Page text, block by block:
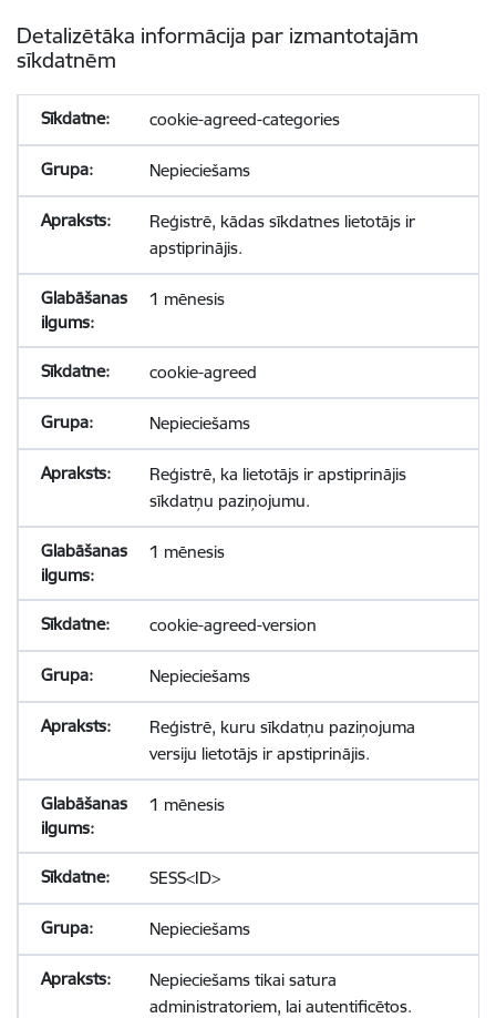
Detalizētāka informācija par izmantotajām
sīkdatnēm
cookie-agreed-categories
Nepieciešams
Reģistrē, kādas sīkdatnes lietotājs ir
apstiprinājis.
1 mēnesis
cookie-agreed
Nepieciešams
Reģistrē, ka lietotājs ir apstiprinājis
sīkdatņu paziņojumu.
1 mēnesis
cookie-agreed-version
Nepieciešams
Reģistrē, kuru sīkdatņu paziņojuma
versiju lietotājs ir apstiprinājis.
1 mēnesis
SESS<ID>
Nepieciešams
Nepieciešams tikai satura
administratoriem, lai autentificētos.